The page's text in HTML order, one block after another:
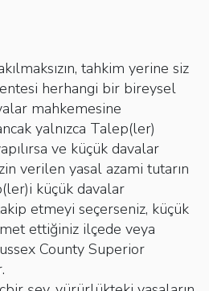
tahkim yerine siz
herhangi bir bireysel
mahkemesine
yalnızca Talep(ler)
ve küçük davalar
verilen yasal azami tutarın
küçük davalar
etmeyi seçerseniz, küçük
ettiğiniz ilçede veya
County Superior